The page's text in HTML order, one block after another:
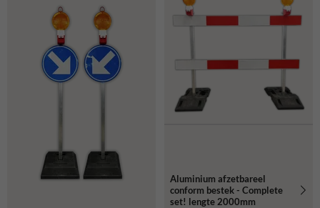
Aluminium afzetbareel
conform bestek - Complete
set! lengte 2000mm